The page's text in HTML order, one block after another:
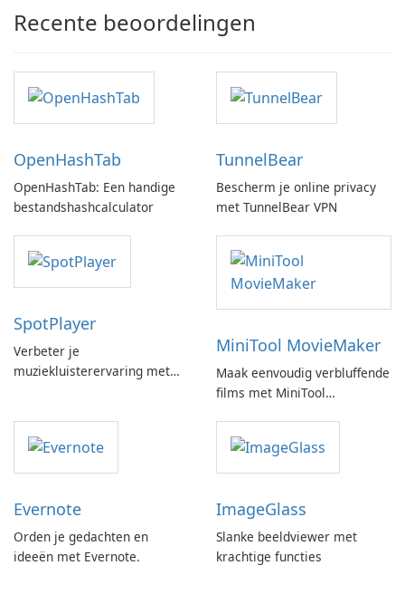
Recente beoordelingen
OpenHashTab
OpenHashTab: Een handige
bestandshashcalculator
TunnelBear
Bescherm je online privacy
met TunnelBear VPN
SpotPlayer
Verbeter je
muziekluisterervaring met
MiniTool MovieMaker
Maak eenvoudig verbluffende
films met MiniTool
Evernote
Orden je gedachten en
ideeën met Evernote.
ImageGlass
Slanke beeldviewer met
krachtige functies